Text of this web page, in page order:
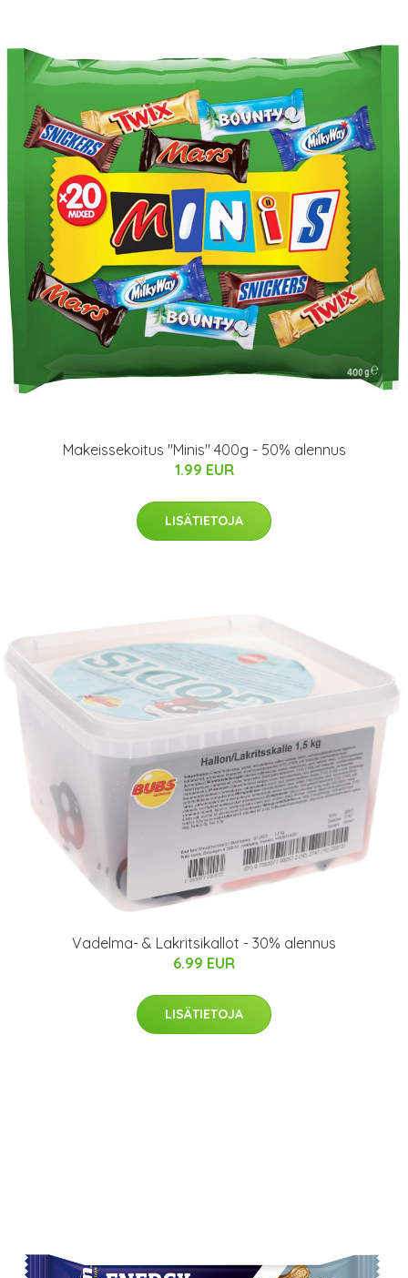
Makeissekoitus "Minis" 400g - 50% alennus
1.99 EUR
LISÄTIETOJA
Vadelma- & Lakritsikallot - 30% alennus
6.99 EUR
LISÄTIETOJA